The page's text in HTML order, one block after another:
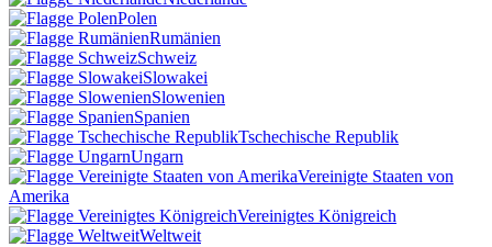
Polen
Rumänien
Schweiz
Slowakei
Slowenien
Spanien
Tschechische Republik
Ungarn
Vereinigte Staaten von
Amerika
Vereinigtes Königreich
Weltweit